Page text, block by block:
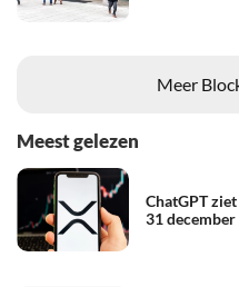
Meer
Meest gelezen
ChatGPT
31